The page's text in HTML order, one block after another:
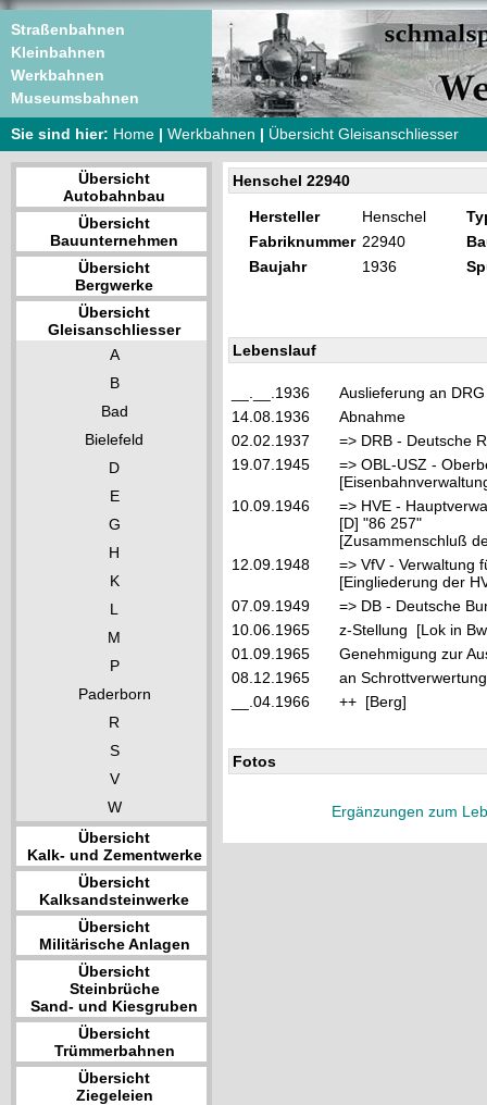
Straßenbahnen
Kleinbahnen
Werkbahnen
Museumsbahnen
Sie sind hier: Home | Werkbahnen | Übersicht Gleisanschliesser
Übersicht
Autobahnbau
Übersicht
Bauunternehmen
Übersicht
Bergwerke
Übersicht
Gleisanschliesser
A
B
Bad
Bielefeld
D
E
G
H
K
L
M
P
Paderborn
R
S
V
W
Übersicht
Kalk- und Zementwerke
Übersicht
Kalksandsteinwerke
Übersicht
Militärische Anlagen
Übersicht
Steinbrüche
Sand- und Kiesgruben
Übersicht
Trümmerbahnen
Übersicht
Ziegeleien
Henschel 22940
Hersteller Henschel
Fabriknummer 22940
Baujahr
1936
Lebenslauf
__.__.1936
Auslieferung an
14.08.1936
Abnahme
02.02.1937
=> DRB - Deutsche
19.07.1945
=> OBL-USZ -
10.09.1946
=> HVE -
[D] "86 257"
[Zusammenschluß
12.09.1948
=> VfV - Verwaltung
[Eingliederung der
07.09.1949
=> DB - Deutsche
10.06.1965
z-Stellung [Lok in
01.09.1965
Genehmigung zur
08.12.1965
an
__.04.1966
++ [Berg]
Fotos
Ergänzungen zum